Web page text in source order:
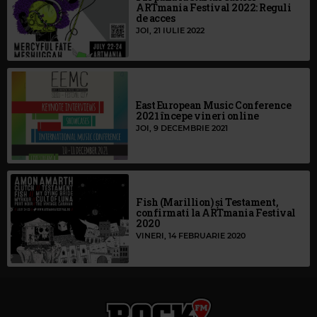
ARTmania Festival 2022: Reguli
de acces
JOI, 21 IULIE 2022
East European Music Conference
2021 începe vineri online
JOI, 9 DECEMBRIE 2021
Fish (Marillion) și Testament,
confirmati la ARTmania Festival
2020
VINERI, 14 FEBRUARIE 2020